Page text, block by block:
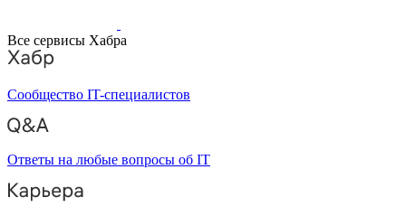
Все сервисы Хабра
Сообщество IT-специалистов
Ответы на любые вопросы об IT